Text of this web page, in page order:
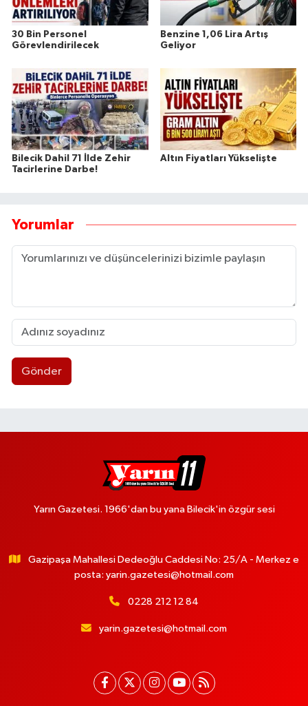
30 Bin Personel
Görevlendirilecek
Benzine 1,06 Lira Artış
Geliyor
Bilecik Dahil 71 İlde Zehir
Tacirlerine Darbe!
Altın Fiyatları Yükselişte
Yorumlar
Gönder
Yarın Gazetesi. 1966'dan bu yana Bilecik'in özgür sesi
Gazipaşa Mahallesi Dedeoğlu Caddesi No: 25/A - Merkez e
posta: yarin.gazetesi@hotmail.com
0228 212 12 84
yarin.gazetesi@hotmail.com